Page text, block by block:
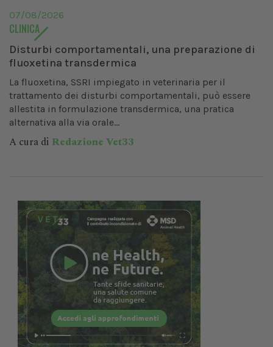
07/08/2026
CLINICA
Disturbi comportamentali, una preparazione di
fluoxetina transdermica
La fluoxetina, SSRI impiegato in veterinaria per il
trattamento dei disturbi comportamentali, può essere
allestita in formulazione transdermica, una pratica
alternativa alla via orale...
A cura di Redazione Vet33